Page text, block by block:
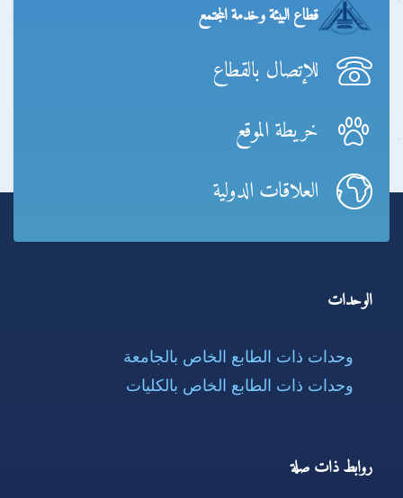
قطاع البيئة وخدمة المجتمع
للإتصال بالقطاع
خريطة الموقع
العلاقات الدولية
الوحدات
وحدات ذات الطابع الخاص بالجامعة
وحدات ذات الطابع الخاص بالكليات
روابط ذات صلة